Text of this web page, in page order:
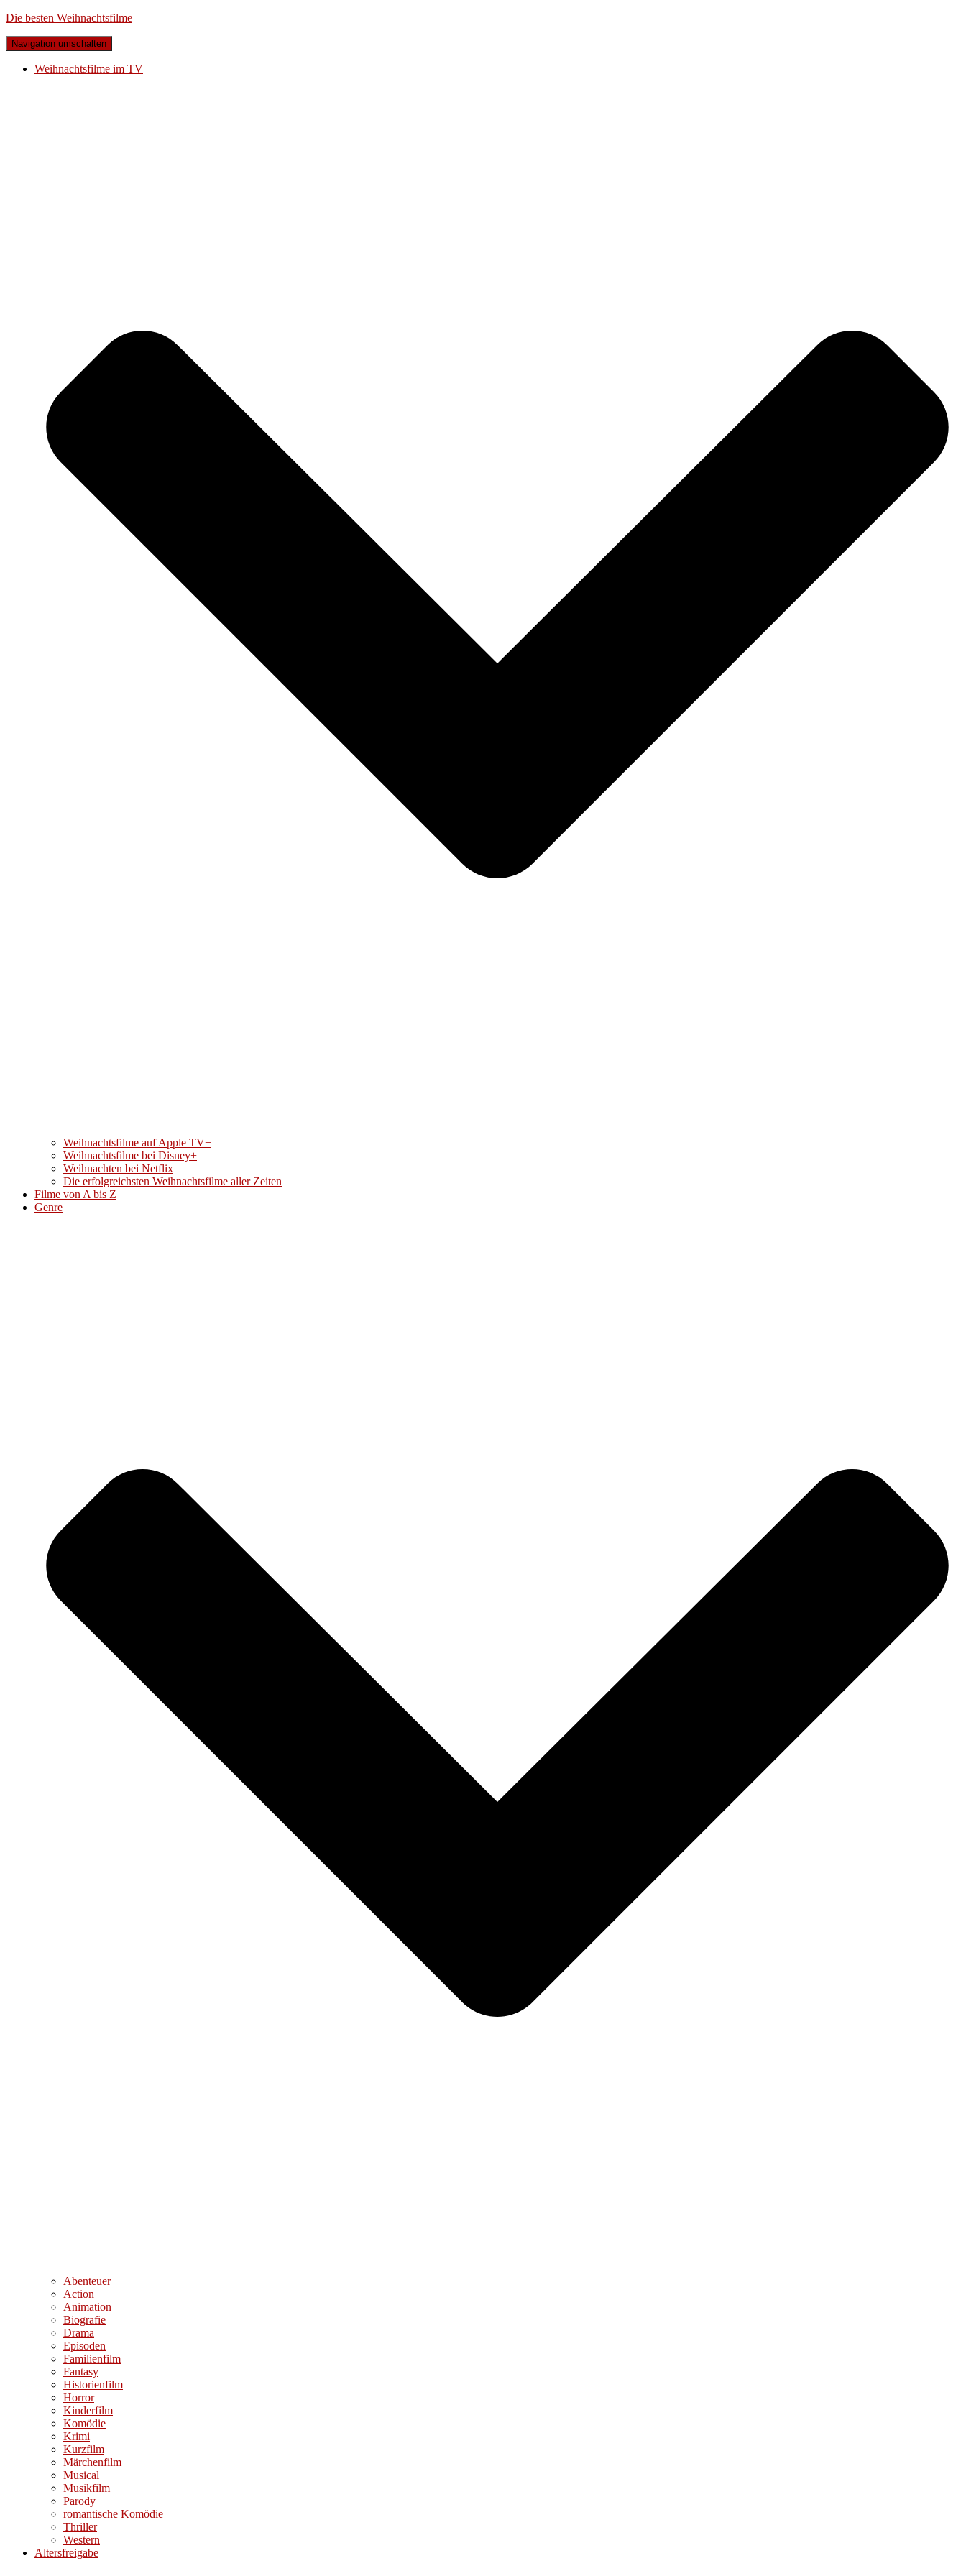
Die besten Weihnachtsfilme
Navigation umschalten
Weihnachtsfilme im TV
Weihnachtsfilme auf Apple TV+
Weihnachtsfilme bei Disney+
Weihnachten bei Netflix
Die erfolgreichsten Weihnachtsfilme aller Zeiten
Filme von A bis Z
Genre
Abenteuer
Action
Animation
Biografie
Drama
Episoden
Familienfilm
Fantasy
Historienfilm
Horror
Kinderfilm
Komödie
Krimi
Kurzfilm
Märchenfilm
Musical
Musikfilm
Parody
romantische Komödie
Thriller
Western
Altersfreigabe